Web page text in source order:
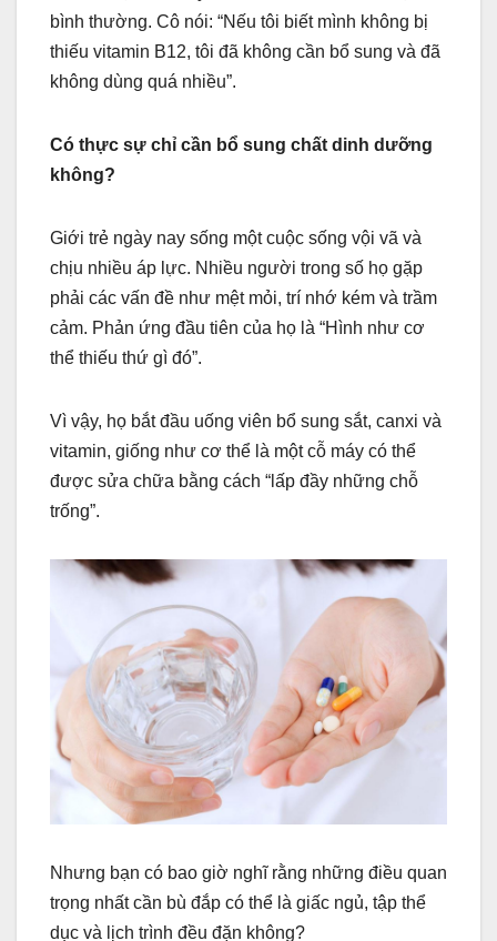
bình thường. Cô nói: “Nếu tôi biết mình không bị
thiếu vitamin B12, tôi đã không cần bổ sung và đã
không dùng quá nhiều”.
Có thực sự chỉ cần bổ sung chất dinh dưỡng
không?
Giới trẻ ngày nay sống một cuộc sống vội vã và
chịu nhiều áp lực. Nhiều người trong số họ gặp
phải các vấn đề như mệt mỏi, trí nhớ kém và trầm
cảm. Phản ứng đầu tiên của họ là “Hình như cơ
thể thiếu thứ gì đó”.
Vì vậy, họ bắt đầu uống viên bổ sung sắt, canxi và
vitamin, giống như cơ thể là một cỗ máy có thể
được sửa chữa bằng cách “lấp đầy những chỗ
trống”.
Nhưng bạn có bao giờ nghĩ rằng những điều quan
trọng nhất cần bù đắp có thể là giấc ngủ, tập thể
dục và lịch trình đều đặn không?